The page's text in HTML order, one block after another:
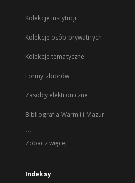
Kolekcje instytucji
Kolekcje osób prywatnych
Kolekcje tematyczne
Formy zbiorów
Zasoby elektroniczne
Bibliografia Warmii i Mazur
...
Zobacz więcej
Indeksy